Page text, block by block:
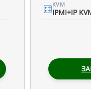
KVM
IPMI+IP